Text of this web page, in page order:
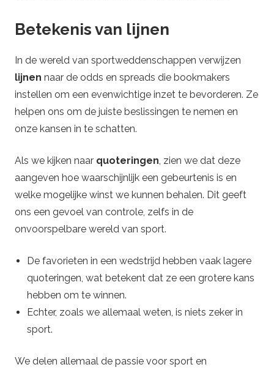
Betekenis van lijnen
In de wereld van sportweddenschappen verwijzen
lijnen naar de odds en spreads die bookmakers
instellen om een evenwichtige inzet te bevorderen. Ze
helpen ons om de juiste beslissingen te nemen en
onze kansen in te schatten.
Als we kijken naar quoteringen, zien we dat deze
aangeven hoe waarschijnlijk een gebeurtenis is en
welke mogelijke winst we kunnen behalen. Dit geeft
ons een gevoel van controle, zelfs in de
onvoorspelbare wereld van sport.
De favorieten in een wedstrijd hebben vaak lagere
quoteringen, wat betekent dat ze een grotere kans
hebben om te winnen.
Echter, zoals we allemaal weten, is niets zeker in
sport.
We delen allemaal de passie voor sport en